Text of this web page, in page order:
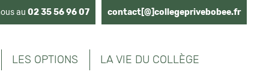
contact[@]collegeprivebobee.fr
au 02 35 56 96 07
LES OPTIONS LA VIE DU COLLÈGE